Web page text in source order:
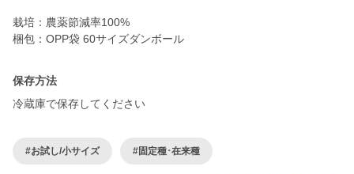
栽培：農薬節減率100%
梱包：OPP袋 60サイズダンボール
保存方法
冷蔵庫で保存してください
#お試し/小サイズ #固定種･在来種